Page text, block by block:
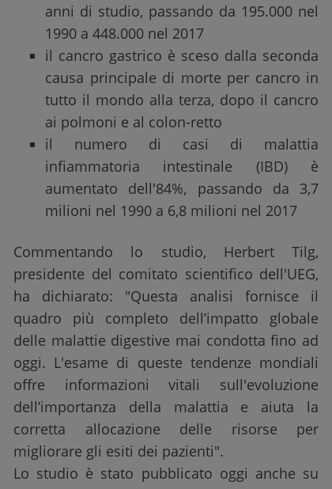
anni di studio, passando da 195.000 nel
1990 a 448.000 nel 2017
il cancro gastrico è sceso dalla seconda
causa principale di morte per cancro in
tutto il mondo alla terza, dopo il cancro
ai polmoni e al colon-retto
il numero di casi di malattia
infiammatoria intestinale (IBD) è
aumentato dell'84%, passando da 3,7
milioni nel 1990 a 6,8 milioni nel 2017
Commentando lo studio, Herbert Tilg,
presidente del comitato scientifico dell'UEG,
ha dichiarato: "Questa analisi fornisce il
quadro più completo dell’impatto globale
delle malattie digestive mai condotta fino ad
oggi. L'esame di queste tendenze mondiali
offre informazioni vitali sull'evoluzione
dell’importanza della malattia e aiuta la
corretta allocazione delle risorse per
migliorare gli esiti dei pazienti".
Lo studio è stato pubblicato oggi anche su